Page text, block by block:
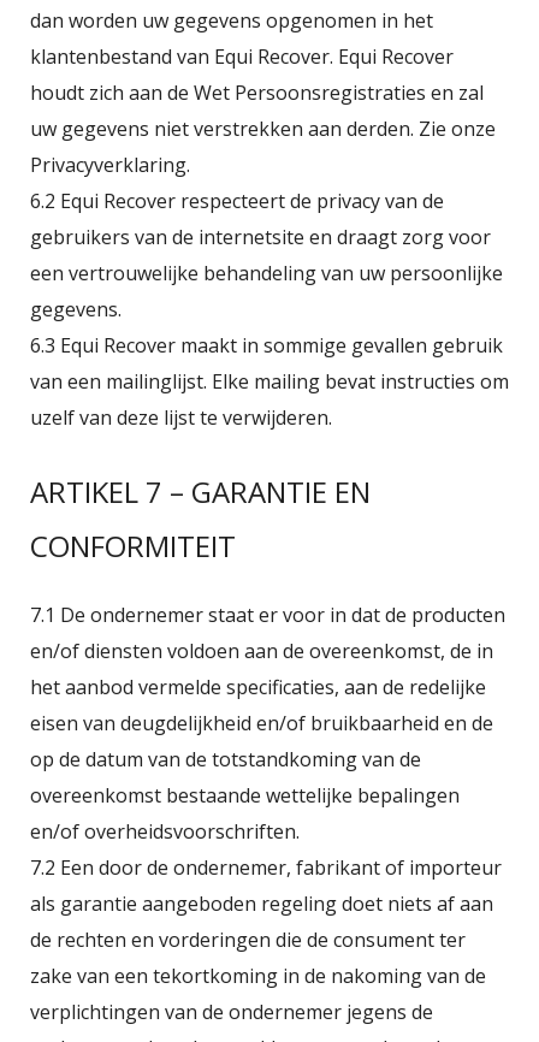
dan worden uw gegevens opgenomen in het
klantenbestand van Equi Recover. Equi Recover
houdt zich aan de Wet Persoonsregistraties en zal
uw gegevens niet verstrekken aan derden. Zie onze
Privacyverklaring.
6.2 Equi Recover respecteert de privacy van de
gebruikers van de internetsite en draagt zorg voor
een vertrouwelijke behandeling van uw persoonlijke
gegevens.
6.3 Equi Recover maakt in sommige gevallen gebruik
van een mailinglijst. Elke mailing bevat instructies om
uzelf van deze lijst te verwijderen.
ARTIKEL 7 – GARANTIE EN
CONFORMITEIT
7.1 De ondernemer staat er voor in dat de producten
en/of diensten voldoen aan de overeenkomst, de in
het aanbod vermelde specificaties, aan de redelijke
eisen van deugdelijkheid en/of bruikbaarheid en de
op de datum van de totstandkoming van de
overeenkomst bestaande wettelijke bepalingen
en/of overheidsvoorschriften.
7.2 Een door de ondernemer, fabrikant of importeur
als garantie aangeboden regeling doet niets af aan
de rechten en vorderingen die de consument ter
zake van een tekortkoming in de nakoming van de
verplichtingen van de ondernemer jegens de